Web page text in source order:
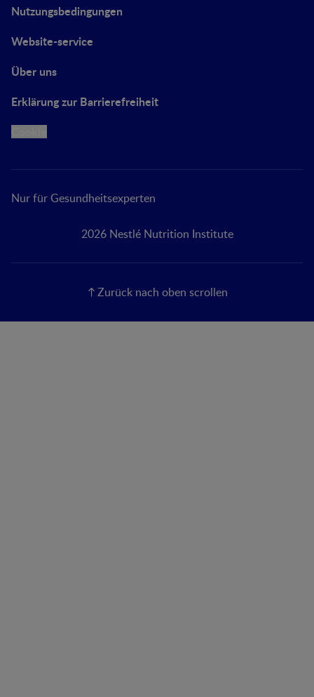
Nutzungsbedingungen
Website-service
Über uns
Erklärung zur Barrierefreiheit
Nur für Gesundheitsexperten
2026 Nestlé Nutrition Institute
Zurück nach oben scrollen